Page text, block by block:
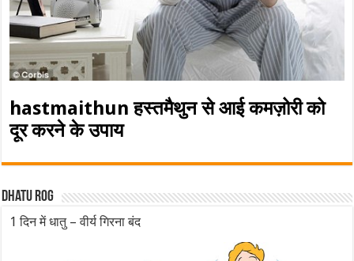
hastmaithun हस्तमैथुन से आई कमज़ोरी को
दूर करने के उपाय
Dhatu rog
1 दिन में धातु – वीर्य गिरना बंद